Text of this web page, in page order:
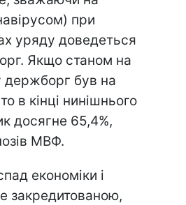
при
уряду доведеться
Якщо станом на
держборг був на
в кінці нинішнього
досягне 65,4%,
МВФ.
економіки і
закредитованою,